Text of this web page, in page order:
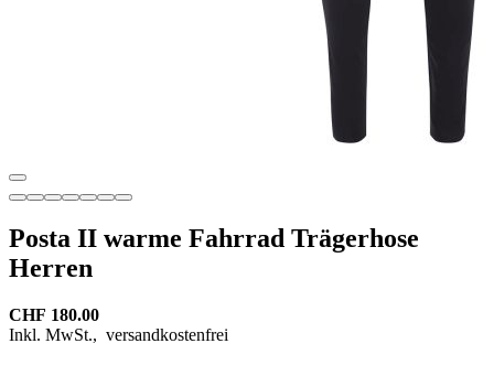
Posta II warme Fahrrad Trägerhose
Herren
CHF 180.00
Inkl. MwSt., versandkostenfrei